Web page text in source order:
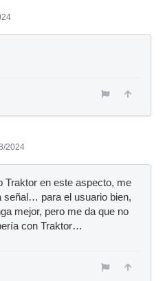
2024
Traktor en este aspecto, me
señal… para el usuario bien,
mejor, pero me da que no
con Traktor…